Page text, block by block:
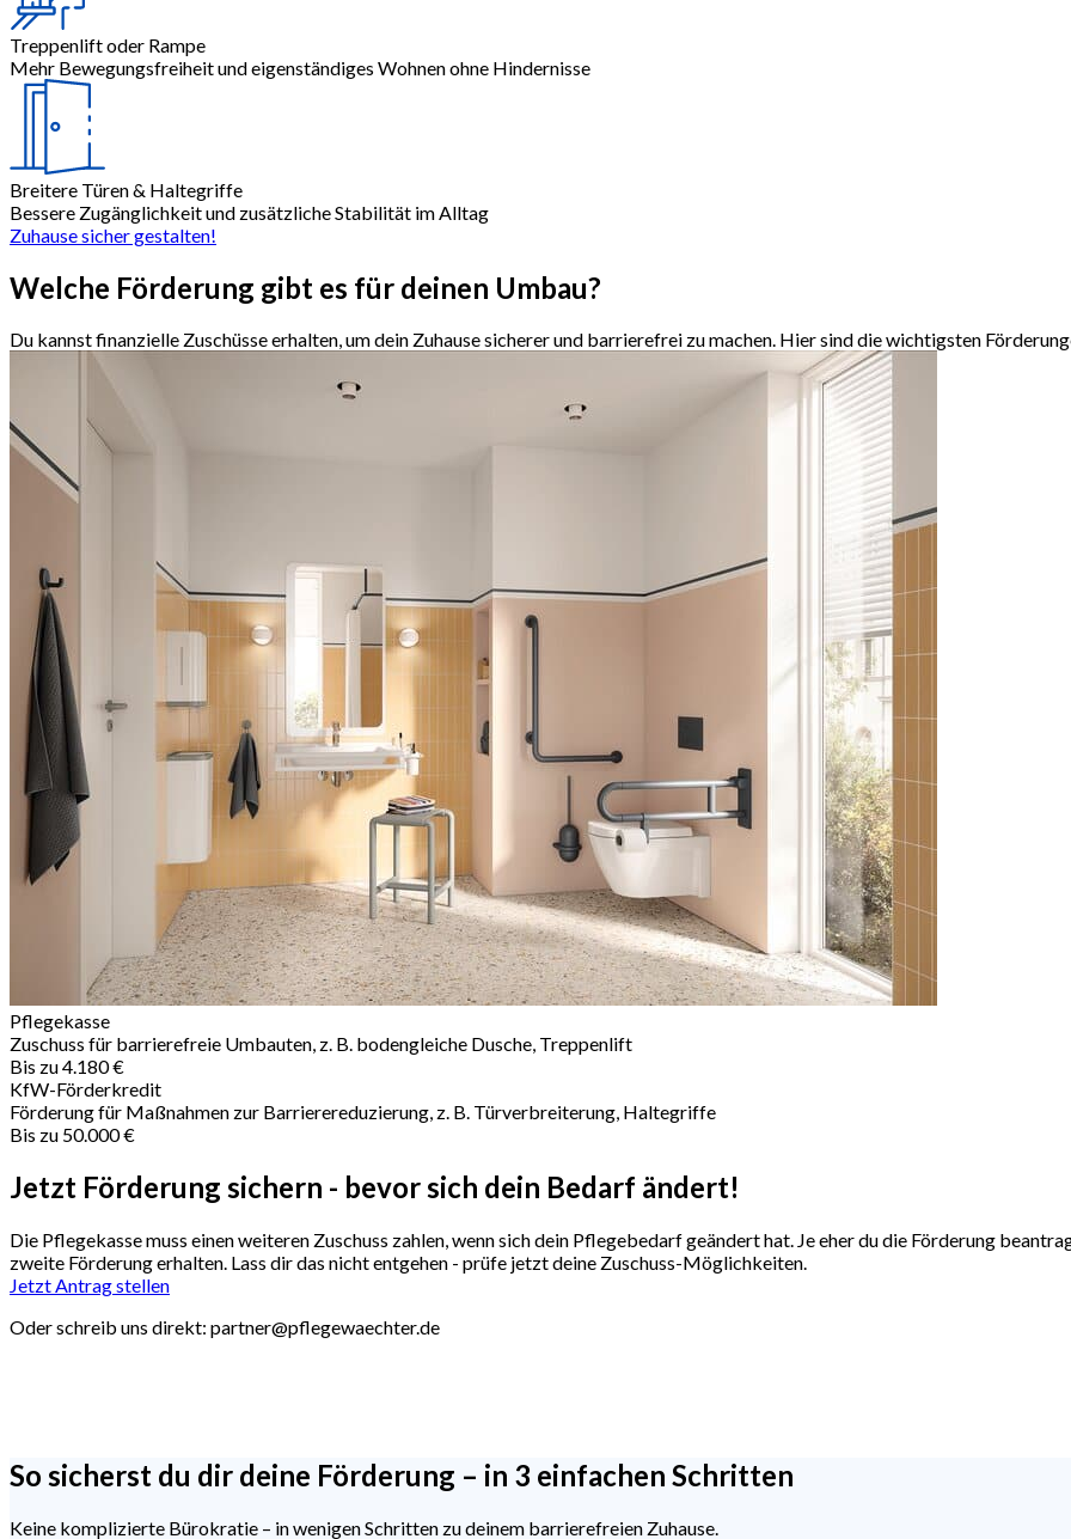
Treppenlift oder Rampe
Mehr Bewegungsfreiheit und eigenständiges Wohnen ohne Hindernisse
Breitere Türen & Haltegriffe
Bessere Zugänglichkeit und zusätzliche Stabilität im Alltag
Zuhause sicher gestalten!
Welche Förderung gibt es für deinen Umbau?
Du kannst finanzielle Zuschüsse erhalten, um dein Zuhause sicherer und barrierefrei zu machen. Hier sind die wichtigsten
Pflegekasse
Zuschuss für barrierefreie Umbauten, z. B. bodengleiche Dusche, Treppenlift
Bis zu4.180 €
KfW-Förderkredit
Förderung für Maßnahmen zur Barrierereduzierung, z. B. Türverbreiterung, Haltegriffe
Bis zu 50.000 €
Jetzt Förderung sichern - bevor sich dein Bedarf ändert!
Die Pflegekasse muss einen weiteren Zuschuss zahlen, wenn sich dein Pflegebedarf geändert hat. Je eher du die Förderung
zweite Förderung erhalten. Lass dir das nicht entgehen - prüfe jetzt deine Zuschuss-Möglichkeiten.
Jetzt Antrag stellen
Oder schreib uns direkt: partner@pflegewaechter.de
So sicherst du dir deine Förderung – in 3 einfachen Schritten
Keine komplizierte Bürokratie – in wenigen Schritten zu deinem barrierefreien Zuhause.